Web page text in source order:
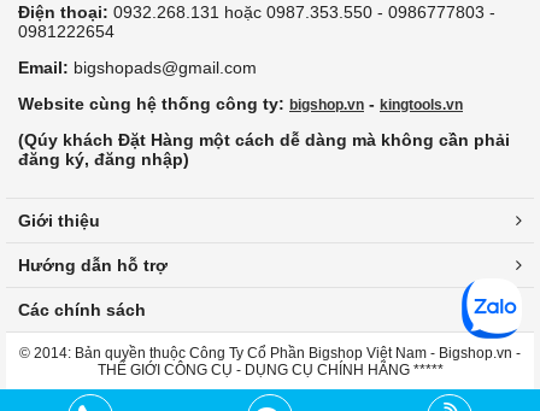
Điện thoại: 0932.268.131 hoặc 0987.353.550 - 0986777803 -
0981222654
Email: bigshopads@gmail.com
Website cùng hệ thống công ty: bigshop.vn - kingtools.vn
(Qúy khách Đặt Hàng một cách dễ dàng mà không cần phải
đăng ký, đăng nhập)
Giới thiệu
Hướng dẫn hỗ trợ
Các chính sách
© 2014: Bản quyền thuộc Công Ty Cổ Phần Bigshop Việt Nam - Bigshop.vn -
THẾ GIỚI CÔNG CỤ - DỤNG CỤ CHÍNH HÃNG *****